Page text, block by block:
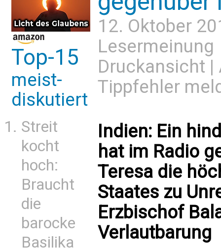
Top-15
meist-
diskutiert
Streit
kocht
hoch:
Braucht
die
barocke
Basilika
12. Oktober
Lesermeinung
Druckansicht |
Tippfehler
Indien: Ein
hat im Radio
Teresa die
Staates zu
Erzbischof
Verlautbarung